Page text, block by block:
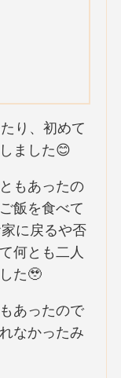
り、初めて
ました😊
もあったの
飯を食べて
に戻るや否
何とも二人
た🥹
あったので
なかったみ